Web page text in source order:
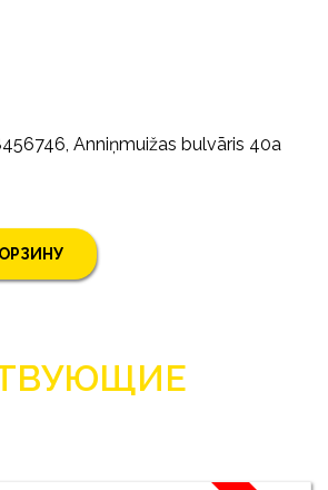
Anniņmuižas bulvāris 40a